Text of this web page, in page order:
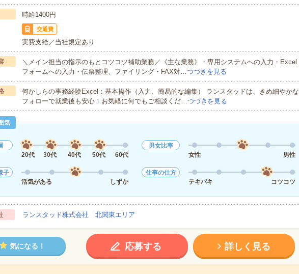
時給1400円
交通費
実費支給／当社規定あり
＼メイン担当の指示のもとコツコツ補助業務／《主な業務》・専用システムへの入力・Excel
フォームへの入力・伝票整理、ファイリング・FAX対…つづきを見る
何かしらの事務経験Excel：基本操作（入力、簡易的な編集） ランスタッドは、きめ細やかな
フォローで就業後も安心！お気軽に何でもご相談くだ…つづきを見る
気
20代
30代 40代 50代 60代
男女比率
女性
男性
子
活気がある
しずか
仕事の仕方
テキパキ
コツコツ
ランスタッド株式会社 北関東エリア
気になる！ 応募する 詳しく見る